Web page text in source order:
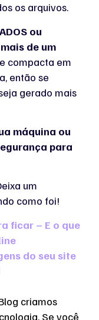
os arquivos.
ou
de um
compacta em
então se
gerado mais
máquina ou
para
um
como foi!
ficar – E o que
do seu site
criamos
Se você